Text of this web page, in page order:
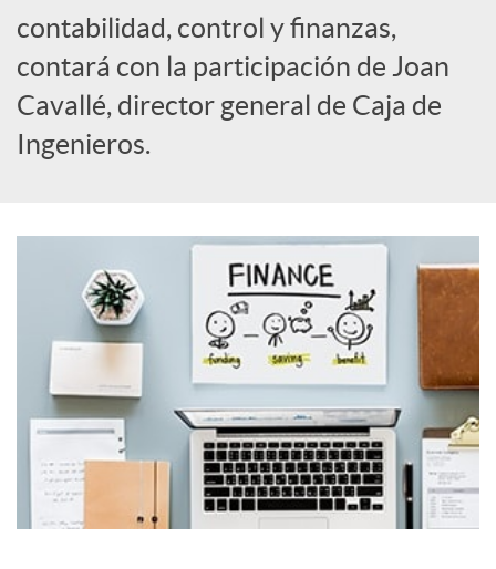
c
i
s
contabilidad, control y finanzas,
contará con la participación de Joan
Cavallé, director general de Caja de
Ingenieros.